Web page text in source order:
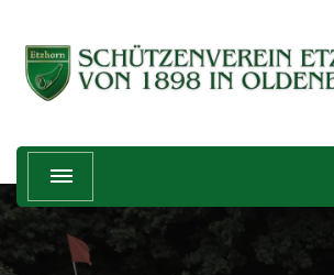
Schützenverein
1898
Treffender geht's nicht!